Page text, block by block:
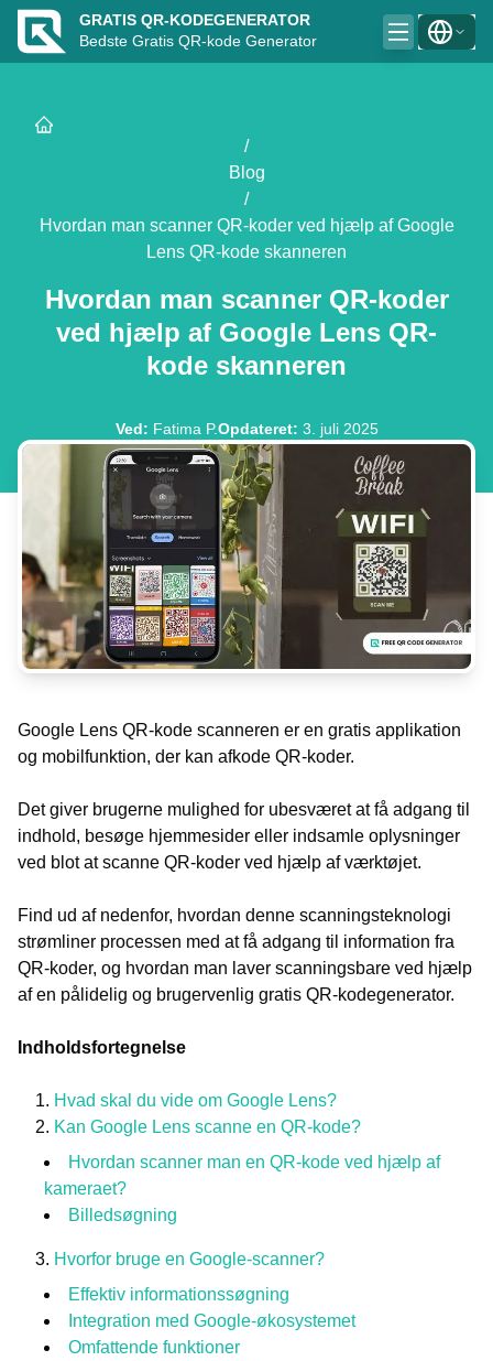
GRATIS QR-KODEGENERATOR
Bedste Gratis QR-kode Generator
/
Blog
/
Hvordan man scanner QR-koder ved hjælp af Google
Lens QR-kode skanneren
Hvordan man scanner QR-koder
ved hjælp af Google Lens QR-
kode skanneren
Ved: Fatima P.Opdateret: 3. juli 2025
Google Lens QR-kode scanneren er en gratis applikation
og mobilfunktion, der kan afkode QR-koder.
Det giver brugerne mulighed for ubesværet at få adgang til
indhold, besøge hjemmesider eller indsamle oplysninger
ved blot at scanne QR-koder ved hjælp af værktøjet.
Find ud af nedenfor, hvordan denne scanningsteknologi
strømliner processen med at få adgang til information fra
QR-koder, og hvordan man laver scanningsbare ved hjælp
af en pålidelig og brugervenlig gratis QR-kodegenerator.
Indholdsfortegnelse
Hvad skal du vide om Google Lens?
Kan Google Lens scanne en QR-kode?
Hvordan scanner man en QR-kode ved hjælp af
kameraet?
Billedsøgning
Hvorfor bruge en Google-scanner?
Effektiv informationssøgning
Integration med Google-økosystemet
Omfattende funktioner